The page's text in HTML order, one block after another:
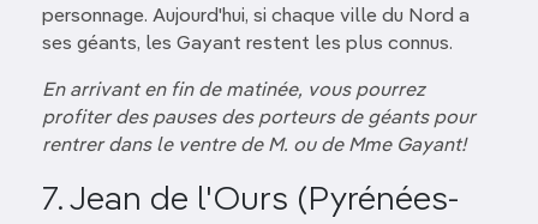
personnage. Aujourd'hui, si chaque ville du Nord a
ses géants, les Gayant restent les plus connus.
En arrivant en fin de matinée, vous pourrez
profiter des pauses des porteurs de géants pour
rentrer dans le ventre de M. ou de Mme Gayant!
7. Jean de l'Ours (Pyrénées-